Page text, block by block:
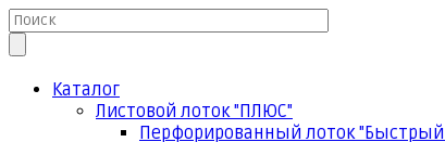
Каталог
Листовой лоток "ПЛЮС"
Перфорированный лоток